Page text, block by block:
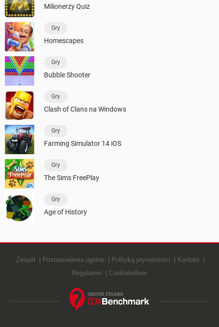
Milionerzy Quiz
Gry
Homescapes
Gry
Bubble Shooter
Gry
Clash of Clans na Windows
Gry
Farming Simulator 14 iOS
Gry
The Sims FreePlay
Gry
Age of History
Zespół Postanowienia ogólne Polityką prywatności
Kontakt
Regulamin
Cookiebeheer